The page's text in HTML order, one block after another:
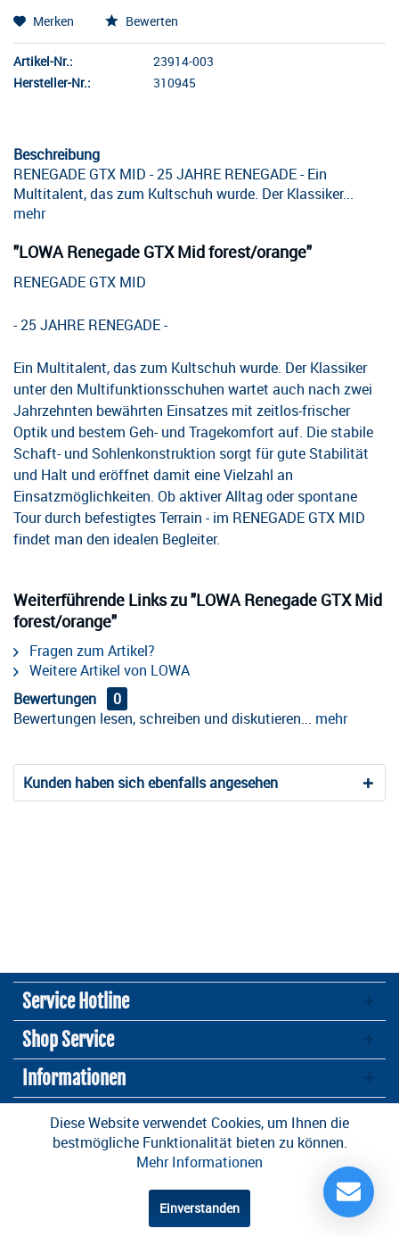
Merken Bewerten
Artikel-Nr.:
23914-003
Hersteller-Nr.:
310945
Beschreibung
RENEGADE GTX MID - 25 JAHRE RENEGADE - Ein
Multitalent, das zum Kultschuh wurde. Der Klassiker...
mehr
"LOWA Renegade GTX Mid forest/orange"
RENEGADE GTX MID
- 25 JAHRE RENEGADE -
Ein Multitalent, das zum Kultschuh wurde. Der Klassiker
unter den Multifunktionsschuhen wartet auch nach zwei
Jahrzehnten bewährten Einsatzes mit zeitlos-frischer
Optik und bestem Geh- und Tragekomfort auf. Die stabile
Schaft- und Sohlenkonstruktion sorgt für gute Stabilität
und Halt und eröffnet damit eine Vielzahl an
Einsatzmöglichkeiten. Ob aktiver Alltag oder spontane
Tour durch befestigtes Terrain - im RENEGADE GTX MID
findet man den idealen Begleiter.
Weiterführende Links zu "LOWA Renegade GTX Mid
forest/orange"
Fragen zum Artikel?
Weitere Artikel von LOWA
Bewertungen
0
Bewertungen lesen, schreiben und diskutieren... mehr
Kunden haben sich ebenfalls angesehen
Service Hotline
Shop Service
Informationen
Newsletter
* Alle Preise inkl. gesetzl. Mehrwertsteuer zzgl.Versandkosten
und ggf.
Nachnahmegebühren, wenn nicht anders beschrieben
Design und Entwicklung durch die
Diese Website verwendet Cookies, um Ihnen die
bestmögliche Funktionalität bieten zu können.
Mehr Informationen
Einverstanden